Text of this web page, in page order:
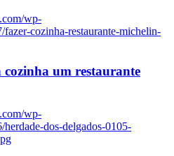
wp-
fazer-cozinha-restaurante-michelin-
cozinha um restaurante
wp-
dos-delgados-0105-